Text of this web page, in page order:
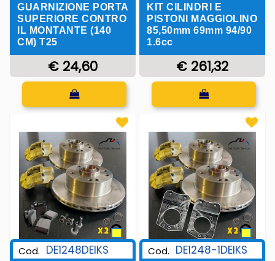
GUARNIZIONE PORTA
SUPERIORE CONTRO
IL MONTANTE (140
CM) T25
€ 24,60
Quantità
KIT CILINDRI E
PISTONI MAGGIOLINO
85,50mm 69mm 94/90
1.6cc
€ 261,32
Quantità
Cod. DE1248DEIKS Cod. DE1248-1DEIKS